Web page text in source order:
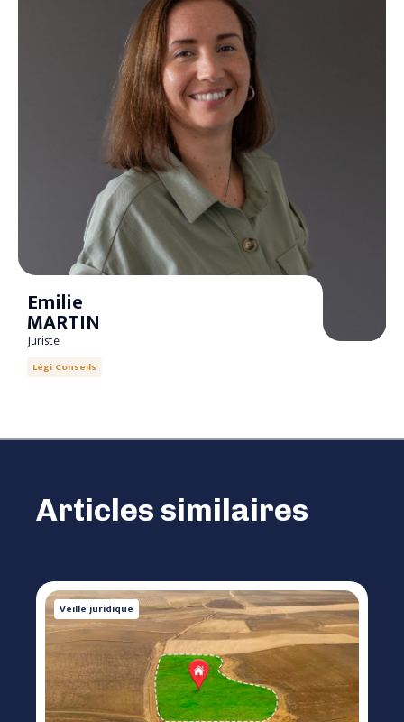
Emilie
MARTIN
Juriste
Légi Conseils
Articles similaires
Veille juridique